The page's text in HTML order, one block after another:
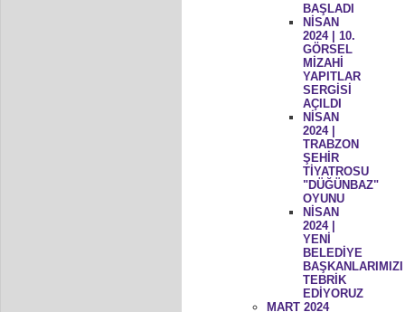
BAŞLADI
NİSAN
2024 | 10.
GÖRSEL
MİZAHİ
YAPITLAR
SERGİSİ
AÇILDI
NİSAN
2024 |
TRABZON
ŞEHİR
TİYATROSU
"DÜĞÜNBAZ"
OYUNU
NİSAN
2024 |
YENİ
BELEDİYE
BAŞKANLARIMIZI
TEBRİK
EDİYORUZ
MART 2024